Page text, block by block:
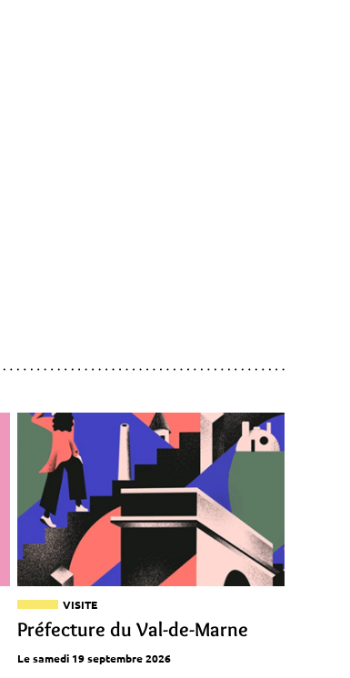
VISITE
Préfecture du Val-de-Marne
Le samedi 19 septembre 2026